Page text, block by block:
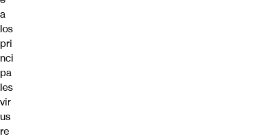
a
los
pri
nci
pa
les
vir
us
re